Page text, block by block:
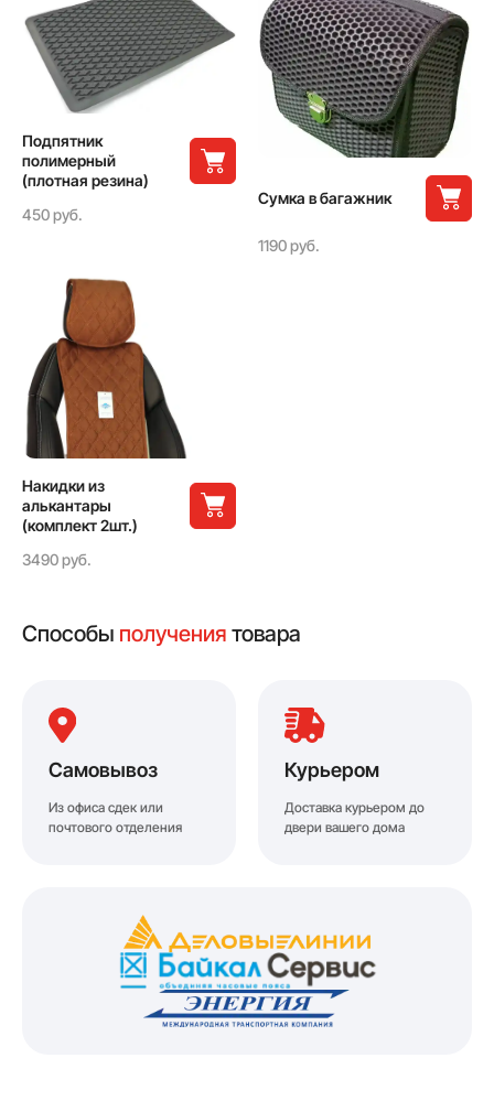
Подпятник
полимерный
(плотная резина)
450 руб.
Сумка в багажник
1190 руб.
Накидки из
алькантары
(комплект 2шт.)
3490 руб.
Способы получения товара
Самовывоз
Из офиса сдек или
почтового отделения
Курьером
Доставка курьером до
двери вашего дома